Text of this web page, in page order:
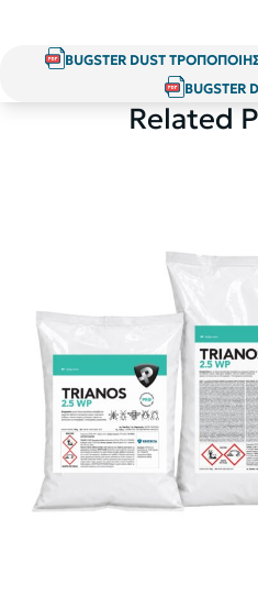
BUGSTER DUST
BUGSTER
Related